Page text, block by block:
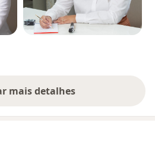
mais detalhes
sobre a experiência